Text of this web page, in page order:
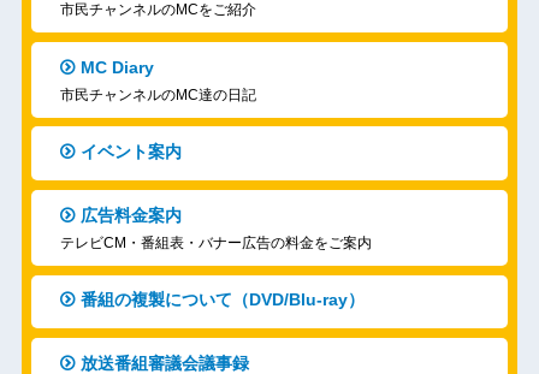
市民チャンネルのMCをご紹介
MC Diary
市民チャンネルのMC達の日記
イベント案内
広告料金案内
テレビCM・番組表・バナー広告の料金をご案内
番組の複製について（DVD/Blu-ray）
放送番組審議会議事録